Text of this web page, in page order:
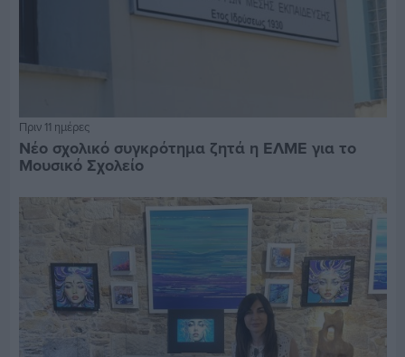
Πριν 11 ημέρες
Νέο σχολικό συγκρότημα ζητά η ΕΛΜΕ για το
Μουσικό Σχολείο